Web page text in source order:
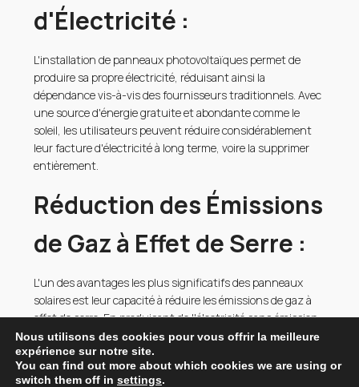
d'Électricité :
L'installation de panneaux photovoltaïques permet de
produire sa propre électricité, réduisant ainsi la
dépendance vis-à-vis des fournisseurs traditionnels. Avec
une source d'énergie gratuite et abondante comme le
soleil, les utilisateurs peuvent réduire considérablement
leur facture d'électricité à long terme, voire la supprimer
entièrement.
Réduction des Émissions
de Gaz à Effet de Serre :
L'un des avantages les plus significatifs des panneaux
solaires est leur capacité à réduire les émissions de gaz à
effet de serre. En produisant de l'électricité sans émission
de CO2 ni autres polluants, ils contribuent activement à la
lutte contre le changement climatique et à la préservation
de l'environnement.
Nous utilisons des cookies pour vous offrir la meilleure
expérience sur notre site.
You can find out more about which cookies we are using or
switch them off in settings.